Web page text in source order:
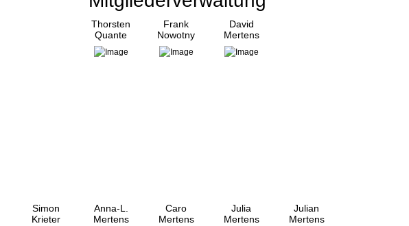
Thorsten
Quante
Frank
Nowotny
David
Mertens
Simon
Krieter
Anna-L.
Mertens
Caro
Mertens
Julia
Mertens
Julian
Mertens